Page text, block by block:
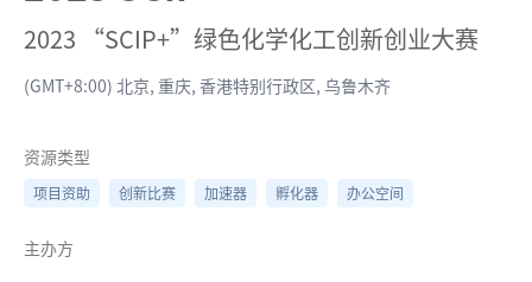
2023 “SCIP+”绿色化学化工创新创业大赛
(GMT+8:00) 北京, 重庆, 香港特别行政区, 乌鲁木齐
资源类型
项目资助 创新比赛 加速器 孵化器 办公空间
主办方